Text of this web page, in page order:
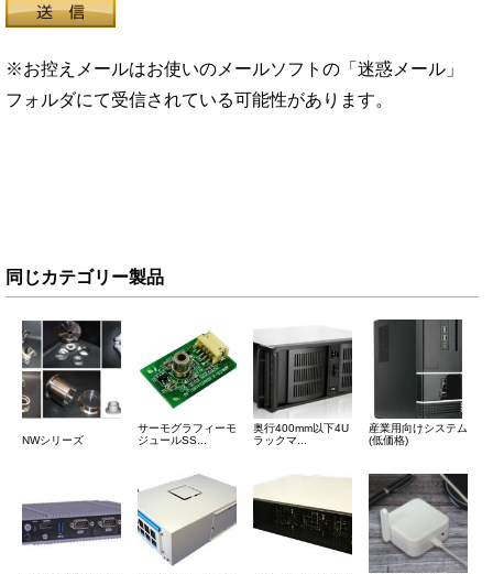
※お控えメールはお使いのメールソフトの「迷惑メール」
フォルダにて受信されている可能性があります。
同じカテゴリー製品
NWシリーズ
サーモグラフィーモ
ジュールSS...
奥行400mm以下4U
ラックマ...
産業用向けシステム
(低価格)